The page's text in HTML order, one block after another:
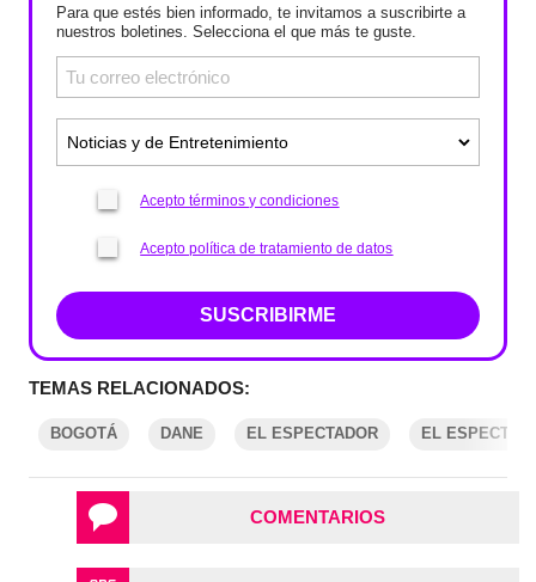
Para que estés bien informado, te invitamos a suscribirte a
nuestros boletines. Selecciona el que más te guste.
Acepto términos y condiciones
Acepto política de tratamiento de datos
SUSCRIBIRME
TEMAS RELACIONADOS:
BOGOTÁ DANE EL ESPECTADOR EL
COMENTARIOS